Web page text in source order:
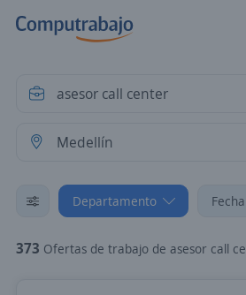
Departamento Fecha
373 Ofertas de trabajo de asesor call center en Medellín, Antioquia